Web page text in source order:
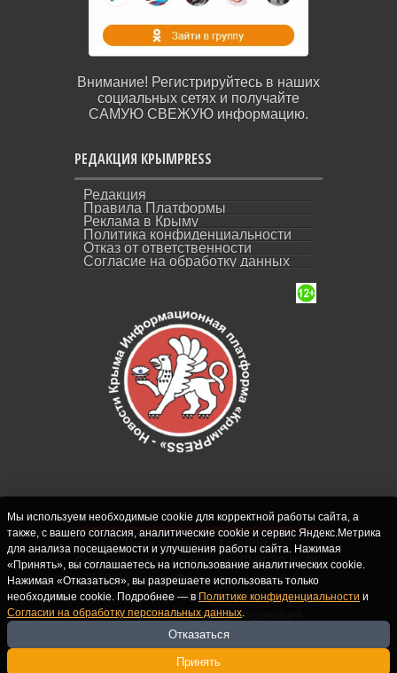
Внимание! Регистрируйтесь в наших
социальных сетях и получайте
САМУЮ СВЕЖУЮ информацию.
РЕДАКЦИЯ КРЫМPRESS
Редакция
Правила Платформы
Реклама в Крыму
Политика конфиденциальности
Отказ от ответственности
Согласие на обработку данных
СИ "Новости Крыма - КрымPRESS".
Свидетельство о регистрации СМИ ЭЛ № ФС
77-62916 выдано Федеральной службой по
надзору в сфере связи, информационных
технологий и массовых коммуникаций
(Роскомнадзор) 10.09.2015. Учредитель и
главный редактор: Крутских С.М. Почта:
crimearfinfo@yandex.ru. Телефон Редакции:
Мы используем необходимые cookie для корректной работы сайта, а
также, с вашего согласия, аналитические cookie и сервис Яндекс.Метрика
для анализа посещаемости и улучшения работы сайта. Нажимая
«Принять», вы соглашаетесь на использование аналитических cookie.
Нажимая «Отказаться», вы разрешаете использовать только
необходимые cookie. Подробнее — в Политике конфиденциальности и
Согласии на обработку персональных данных.
Отказаться
Принять